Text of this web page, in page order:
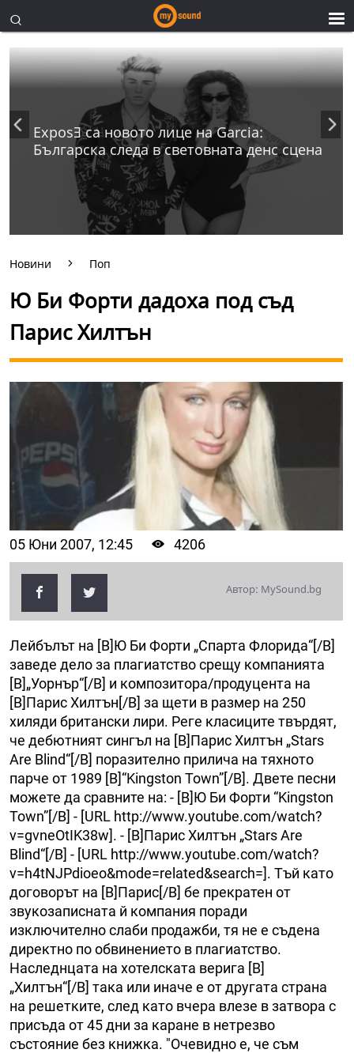
ExposƎ са новото лице на Garcia:
Българска следа в световната денс сцена
Новини Поп
Ю Би Форти дадоха под съд
Парис Хилтън
05 Юни 2007, 12:45 4206
Автор: MySound.bg
Лейбълът на [B]Ю Би Форти „Спарта Флорида“[/B]
заведе дело за плагиатство срещу компанията
[B]„Уорнър“[/B] и композитора/продуцента на
[B]Парис Хилтън[/B] за щети в размер на 250
хиляди британски лири. Реге класиците твърдят,
че дебютният сингъл на [B]Парис Хилтън „Stars
Are Blind“[/B] поразително прилича на тяхното
парче от 1989 [B]“Kingston Town”[/B]. Двете песни
можете да сравните на: - [B]Ю Би Форти “Kingston
Town”[/B] - [URL http://www.youtube.com/watch?
v=gvneOtIK38w]. - [B]Парис Хилтън „Stars Are
Blind“[/B] - [URL http://www.youtube.com/watch?
v=h4tNJPdioeo&mode=related&search=]. Тъй като
договорът на [B]Парис[/B] бе прекратен от
звукозаписната й компания поради
изключително слаби продажби, тя не е съдена
директно по обвинението в плагиатство.
Наследнцата на хотелската верига [B]
„Хилтън“[/B] така или иначе е от другата страна
на решетките, след като вчера влезе в затвора с
присъда от 45 дни за каране в нетрезво
състояние без книжка. "Очевидно е, че съм